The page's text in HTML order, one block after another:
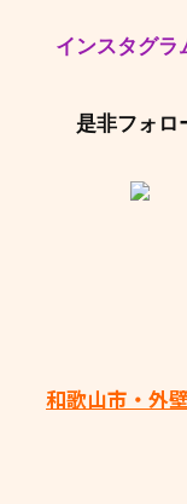
インスタグラ
是非フォロ
和歌山市・外